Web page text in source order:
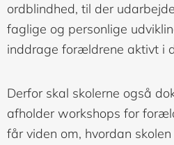
ordblindhed, til der
faglige og personlige
inddrage forældrene aktivt i
Derfor skal skolerne også
afholder workshops for
får viden om, hvordan